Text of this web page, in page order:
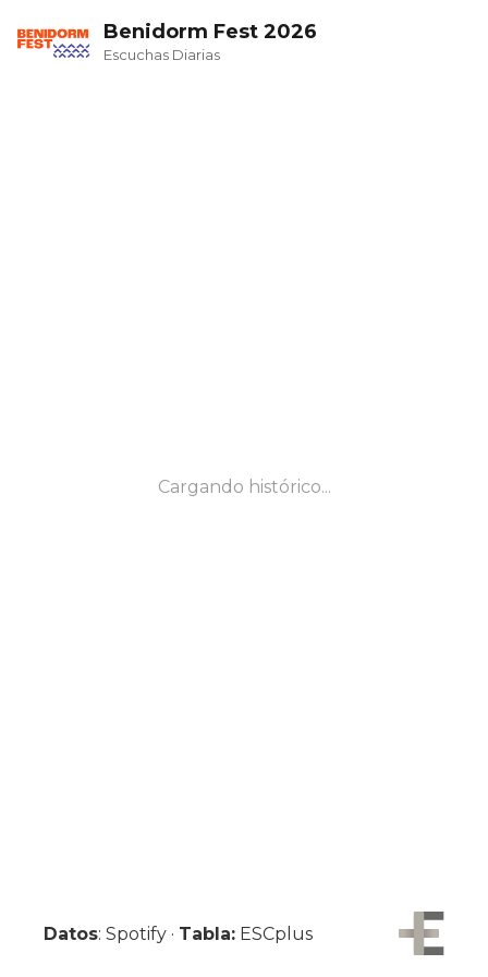
Benidorm Fest 2026
Escuchas Diarias
Cargando histórico...
Datos: Spotify · Tabla: ESCplus